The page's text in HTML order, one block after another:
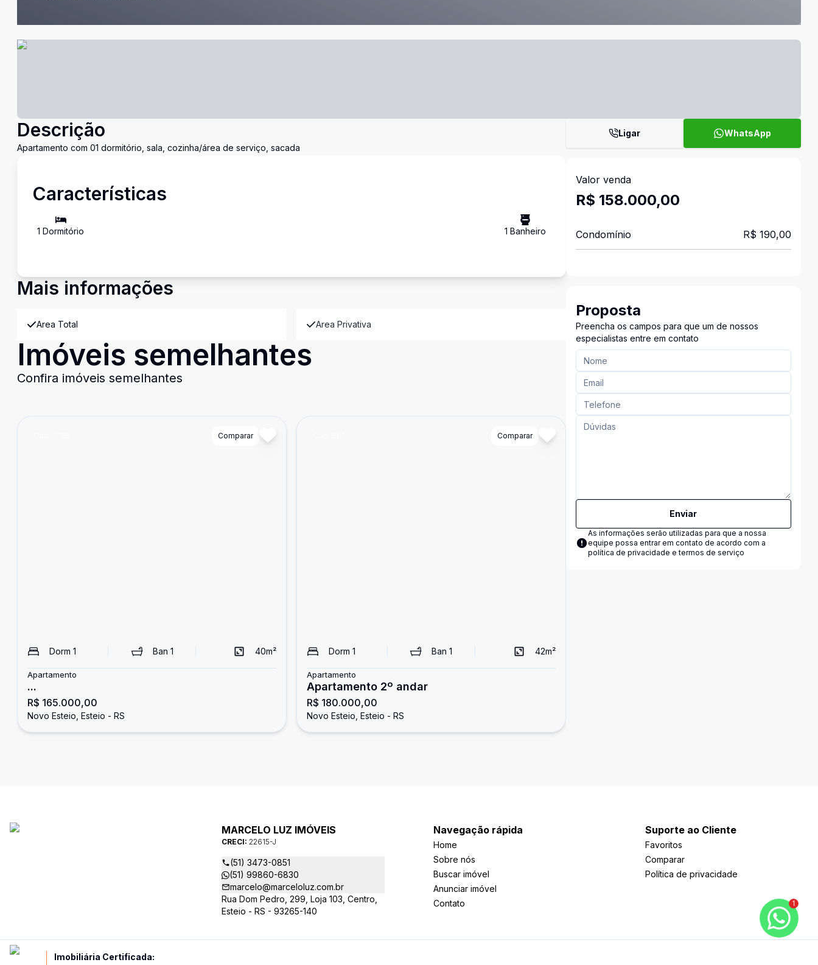
Descrição
Apartamento com 01 dormitório, sala, cozinha/área de serviço, sacada
Características
1 Dormitório 1 Banheiro
Mais informações
Area Total Area Privativa
Imóveis semelhantes
Confira imóveis semelhantes
Comparar
Dorm 1 Ban 1 40m²
Apartamento
...
R$ 165.000,00
Novo Esteio, Esteio - RS
Comparar
Dorm 1 Ban1 42m²
Apartamento
Apartamento 2º andar
R$ 180.000,00
Novo Esteio, Esteio - RS
Ligar WhatsApp
Valor venda
R$ 158.000,00
Condomínio R$ 190,00
Proposta
Preencha os campos para que um de nossos
especialistas entre em contato
Enviar
As informações serão utilizadas para que a nossa
equipe possa entrar em contato de acordo com a
política de privacidade e termos de serviço
MARCELO LUZ IMÓVEIS
CRECI: 22615-J
(51) 3473-0851
(51) 99860-6830
marcelo@marceloluz.com.br
Rua Dom Pedro, 299, Loja 103, Centro,
Esteio - RS - 93265-140
Navegação rápida
Home
Sobre nós
Buscar imóvel
Anunciar imóvel
Contato
Suporte ao Cliente
Favoritos
Comparar
Política de privacidade
Imobiliária Certificada:
1